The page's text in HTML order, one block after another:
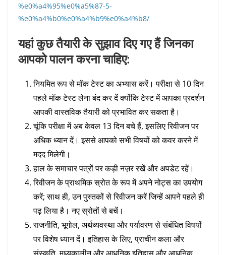
%e0%a4%95%e0%a5%87-5-
%e0%a4%b0%e0%a4%b9%e0%a4%b8/
यहां कुछ तैयारी के सुझाव दिए गए हैं जिनका
आपको पालन करना चाहिए:
नियमित रूप से मॉक टेस्ट का अभ्यास करें। परीक्षा से 10 दिन
पहले मॉक टेस्ट लेना बंद कर दें क्योंकि टेस्ट में आपका प्रदर्शन
आपकी वास्तविक तैयारी को प्रभावित कर सकता है।
चूंकि परीक्षा में अब केवल 13 दिन बचे हैं, इसलिए रिवीजन पर
अधिक ध्यान दें। इससे आपको सभी विषयों को कवर करने में
मदद मिलेगी।
हाल के समाचार पत्रों पर कड़ी नज़र रखें और अपडेट रहें।
रिवीजन के प्राथमिक स्रोत के रूप में अपने नोट्स का उपयोग
करें; साथ ही, उन पुस्तकों से रिवीजन करें जिन्हें आपने पहले ही
पढ़ लिया है। नए स्रोतों से बचें।
राजनीति, भूगोल, अर्थव्यवस्था और पर्यावरण से संबंधित विषयों
पर विशेष ध्यान दें। इतिहास के लिए, प्राचीन कला और